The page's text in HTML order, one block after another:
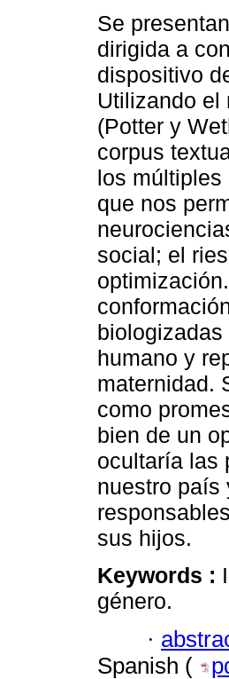
Se
dirigida a
dispositivo
Utilizando el
(Potter y
corpus
los múltiples
que nos
social; el
humano y
maternidad.
como
bien de un
ocultaría las
nuestro país
sus hijos.
Keywords :
género.
·
Spanish (